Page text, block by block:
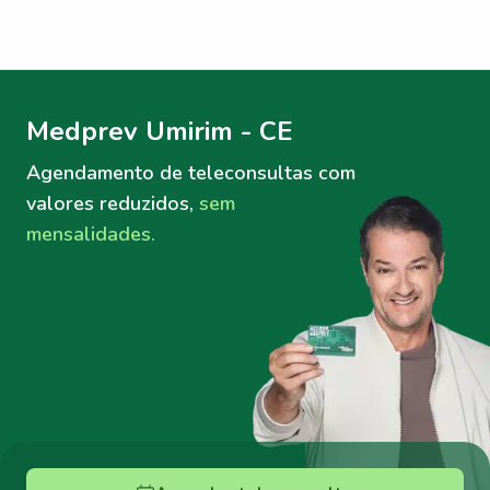
Medprev Umirim - CE
Agendamento de teleconsultas com
valores reduzidos, sem
mensalidades.